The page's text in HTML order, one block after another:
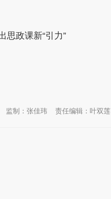
政课新“引力”
责任编辑：叶双莲
监制：张佳玮